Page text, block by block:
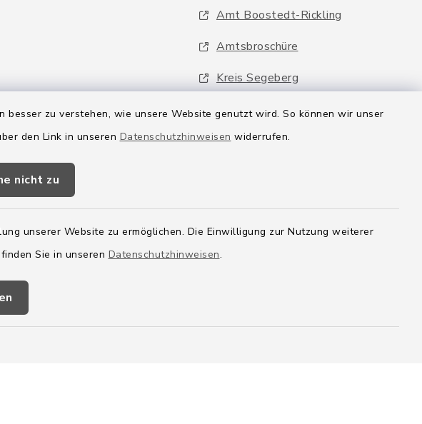
zu verstehen, wie unsere Website genutzt wird. So können wir unser
den Link in unseren Datenschutzhinweisen widerrufen.
nicht zu
unserer Website zu ermöglichen. Die Einwilligung zur Nutzung weiterer
Sie in unseren Datenschutzhinweisen.
Amt Boostedt-Rickling
Amtsbroschüre
Kreis Segeberg
Wege-Zweckverband